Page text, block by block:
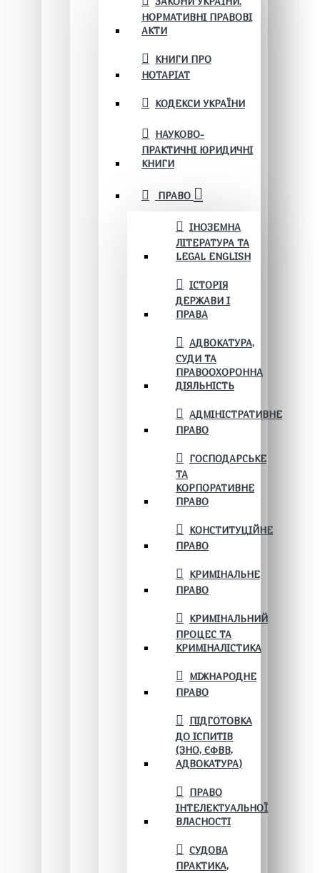
НОРМАТИВНІ ПРАВОВІ
АКТИ
КНИГИ ПРО
НОТАРІАТ
КОДЕКСИ УКРАЇНИ
НАУКОВО-
ПРАКТИЧНІ ЮРИДИЧНІ
КНИГИ
ПРАВО
ІНОЗЕМНА
ЛІТЕРАТУРА ТА
LEGAL ENGLISH
ІСТОРІЯ
ДЕРЖАВИ І
ПРАВА
АДВОКАТУРА,
СУДИ ТА
ПРАВООХОРОННА
ДІЯЛЬНІСТЬ
АДМІНІСТРАТИВНЕ
ПРАВО
ГОСПОДАРСЬКЕ
ТА
КОРПОРАТИВНЕ
ПРАВО
КОНСТИТУЦІЙНЕ
ПРАВО
КРИМІНАЛЬНЕ
ПРАВО
КРИМІНАЛЬНИЙ
ПРОЦЕС ТА
КРИМІНАЛІСТИКА
МІЖНАРОДНЕ
ПРАВО
ПІДГОТОВКА
ДО ІСПИТІВ
(ЗНО, ЄФВВ,
АДВОКАТУРА)
ПРАВО
ІНТЕЛЕКТУАЛЬНОЇ
ВЛАСНОСТІ
СУДОВА
ПРАКТИКА,